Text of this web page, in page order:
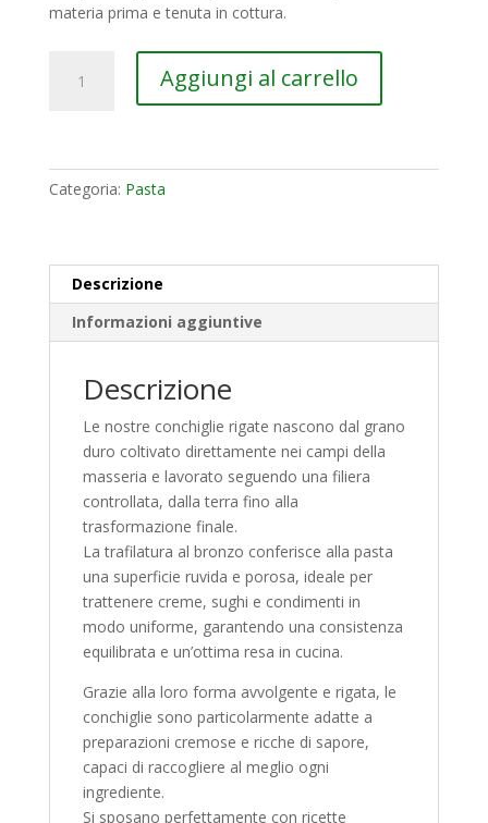
materia prima e tenuta in cottura.
rigate
Aggiungi al carrello
Categoria: Pasta
Descrizione
Informazioni aggiuntive
Descrizione
Le nostre conchiglie rigate nascono dal grano
duro coltivato direttamente nei campi della
masseria e lavorato seguendo una filiera
controllata, dalla terra fino alla
trasformazione finale.
La trafilatura al bronzo conferisce alla pasta
una superficie ruvida e porosa, ideale per
trattenere creme, sughi e condimenti in
modo uniforme, garantendo una consistenza
equilibrata e un’ottima resa in cucina.
Grazie alla loro forma avvolgente e rigata, le
conchiglie sono particolarmente adatte a
preparazioni cremose e ricche di sapore,
capaci di raccogliere al meglio ogni
ingrediente.
Si sposano perfettamente con ricette